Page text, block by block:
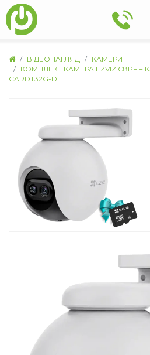
ВІДЕОНАГЛЯД
КАМЕРИ
КОМПЛЕКТ КАМЕРА EZVIZ C8PF +
CARDT32G-D